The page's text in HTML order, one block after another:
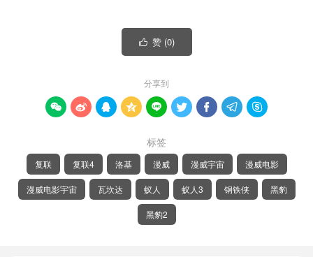
 赞 (0)
分享到
        
标签
复联 复联4 洛基 漫威 漫威宇宙 漫威电影
漫威电影宇宙 瓦坎达 蚁人 蚁人3 钢铁侠 黑豹
黑豹2